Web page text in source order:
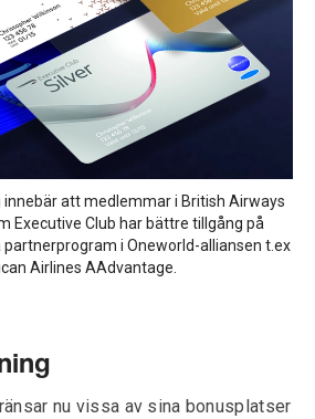
innebär att medlemmar i British Airways
Executive Club har bättre tillgång på
partnerprogram i Oneworld-alliansen t.ex
Airlines AAdvantage.
nu vissa av sina bonusplatser